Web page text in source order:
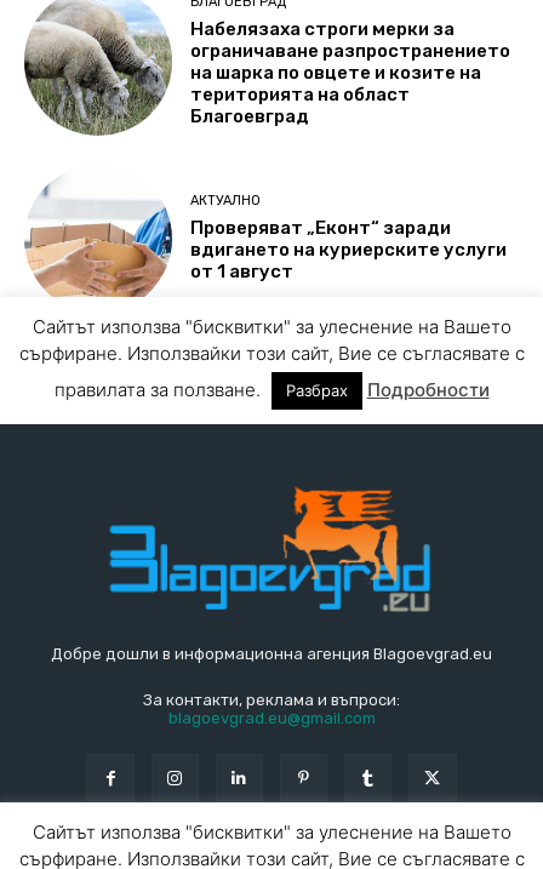
Добре дошли в информационна агенция Blagoevgrad.eu
За контакти, реклама и въпроси:
blagoevgrad.eu@gmail.com